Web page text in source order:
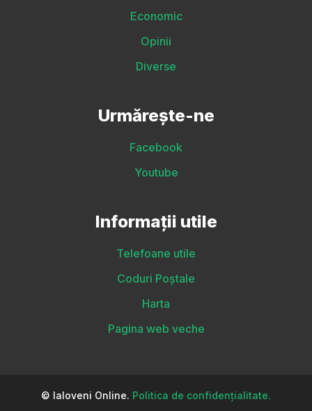
Economic
Opinii
Diverse
Urmărește-ne
Facebook
Youtube
Informații utile
Telefoane utile
Coduri Poștale
Harta
Pagina web veche
© Ialoveni Online. Politica de confidențialitate.